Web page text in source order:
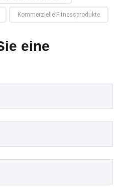
Kommerzielle Fitnessprodukte
eine